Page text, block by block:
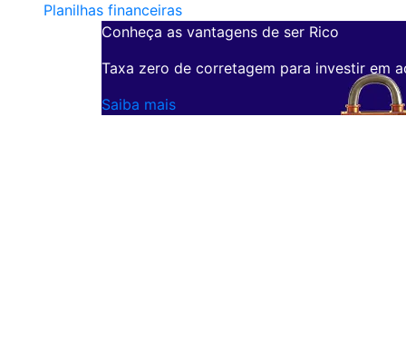
Planilhas financeiras
Conheça as vantagens de ser Rico
Taxa zero de corretagem para investir em
Saiba mais